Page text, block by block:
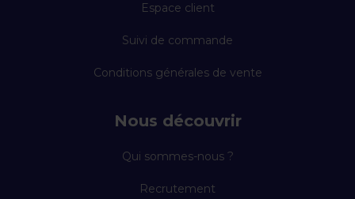
Espace client
Suivi de commande
Conditions générales de vente
Nous découvrir
Qui sommes-nous ?
Recrutement